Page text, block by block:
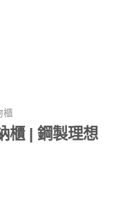
櫃
櫃 | 鋼製理想